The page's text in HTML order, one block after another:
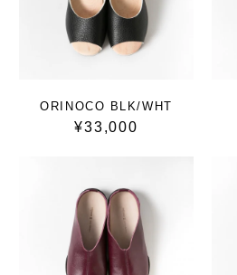
ORINOCO BLK/WHT
¥33,000